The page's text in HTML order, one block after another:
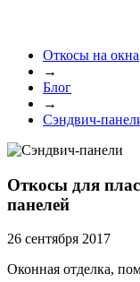
Откосы на окна
→
Блог
→
Сэндвич-
Откосы для
панелей
26 сентября 2017
Оконная отделка,